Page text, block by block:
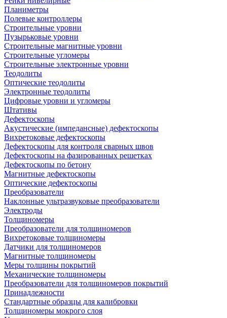
Планиметры
Полевые контроллеры
Строительные уровни
Пузырьковые уровни
Строительные магнитные уровни
Строительные угломеры
Строительные электронные уровни
Теодолиты
Оптические теодолиты
Электронные теодолиты
Цифровые уровни и угломеры
Штативы
Дефектоскопы
Акустические (импедансные) дефектоскопы
Вихретоковые дефектоскопы
Дефектоскопы для контроля сварных швов
Дефектоскопы на фазированных решетках
Дефектоскопы по бетону
Магнитные дефектоскопы
Оптические дефектоскопы
Преобразователи
Наклонные ультразвуковые преобразователи
Электроды
Толщиномеры
Преобразователи для толщиномеров
Вихретоковые толщиномеры
Датчики для толщиномеров
Магнитные толщиномеры
Меры толщины покрытий
Механические толщиномеры
Преобразователи для толщиномеров покрытий
Принадлежности
Стандартные образцы для калибровки
Толщиномеры мокрого слоя